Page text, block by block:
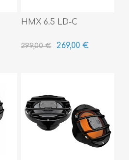
HMX 6.5 LD-C
299,00 € 269,00 €